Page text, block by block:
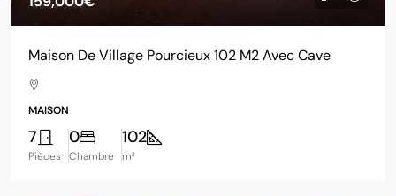
Maison De Village Pourcieux 102 M2 Avec Cave
MAISON
7
Pièces
0
Chambre
102
m²